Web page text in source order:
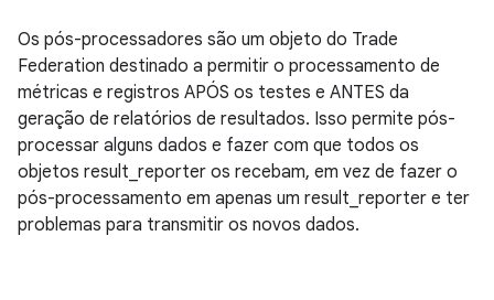
Os pós-processadores são um objeto do Trade
Federation destinado a permitir o processamento de
métricas e registros APÓS os testes e ANTES da
geração de relatórios de resultados. Isso permite pós-
processar alguns dados e fazer com que todos os
objetos result_reporter os recebam, em vez de fazer o
pós-processamento em apenas um result_reporter e ter
problemas para transmitir os novos dados.